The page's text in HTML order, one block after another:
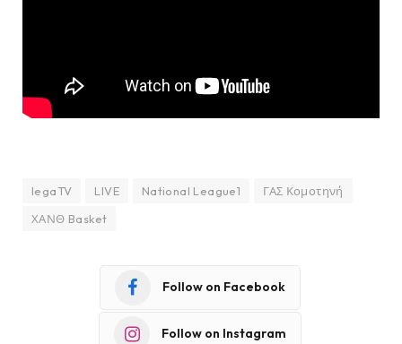
legaTV LIVE National League1
ΓΑΣ Κομοτηνή
ΧΑΝΘ Basket
Follow on Facebook
Follow on Instagram